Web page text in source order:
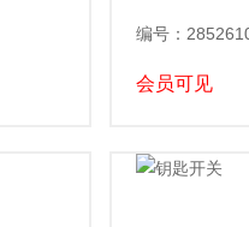
编号：
会员可见